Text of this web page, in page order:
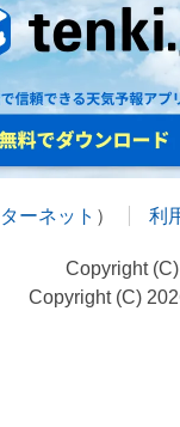
ーネット ） 利
Copyright
Copyright (C)